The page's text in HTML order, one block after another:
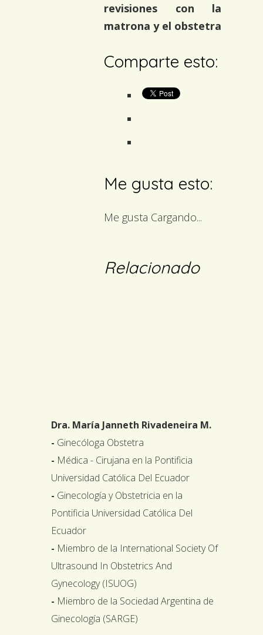
revisiones con la
matrona y el obstetra
Comparte esto:
Me gusta esto:
Me gusta Cargando...
Relacionado
Dra. María Janneth Rivadeneira M.
- Ginecóloga Obstetra
- Médica - Cirujana en la Pontificia
Universidad Católica Del Ecuador
- Ginecología y Obstetricia en la
Pontificia Universidad Católica Del
Ecuador
- Miembro de la International Society Of
Ultrasound In Obstetrics And
Gynecology (ISUOG)
- Miembro de la Sociedad Argentina de
Ginecología (SARGE)